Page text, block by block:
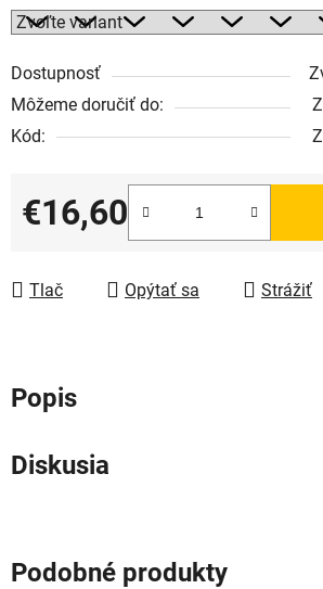
Dostupnosť
Môžeme doručiť do:
Kód:
€16,60
Jednotková cena:
Tlač Opýtať sa Strážiť
Popis
Diskusia
Podobné produkty